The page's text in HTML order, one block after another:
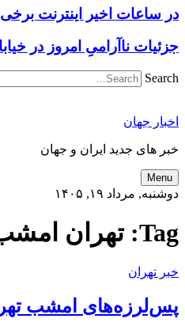
در ساعات اخیر اینترنت
جزئیات ناآرامیِ امروز در
Search
اخبار جهان
خبر های جدید ایران و جهان
Menu
دوشنبه, مرداد ۱۹, ۱۴۰۵
Tag: تهران
خبر تهران
پس‌لرزه‌های امشب